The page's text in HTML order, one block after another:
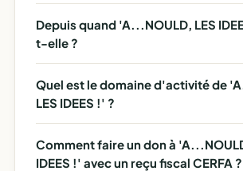
Depuis quand 'A...NOULD, LES
t-elle ?
Quel est le domaine d'activité de
LES IDEES !' ?
Comment faire un don à
IDEES !' avec un reçu fiscal CERFA ?